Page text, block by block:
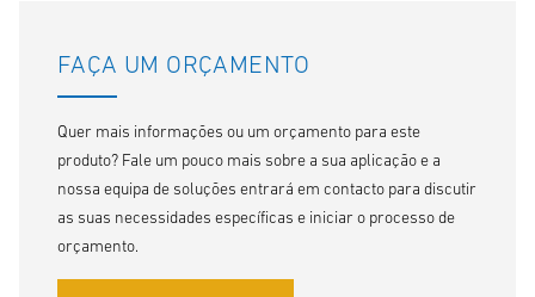
FAÇA UM ORÇAMENTO
Quer mais informações ou um orçamento para este
produto? Fale um pouco mais sobre a sua aplicação e a
nossa equipa de soluções entrará em contacto para discutir
as suas necessidades específicas e iniciar o processo de
orçamento.